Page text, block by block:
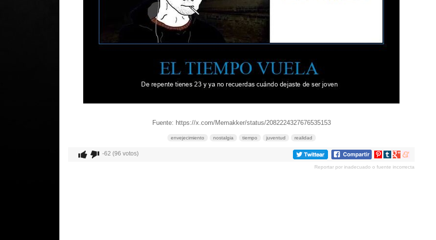
Fuente: https://x.com/Memakker/status/2082224327676535153
envejecimiento nostalgia tiempo juventud realidad
-62 (96 votos)
Compartir
Pinterest
Compartir
tumblr
Compartir
Google+
Compartir
meneame
Reportar por inadecuado o fuente incorrecta